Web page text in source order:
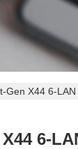
Gen X44 6-
X44 6-